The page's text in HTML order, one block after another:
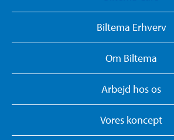
Biltema Erhverv
Om Biltema
Arbejd hos os
Vores koncept